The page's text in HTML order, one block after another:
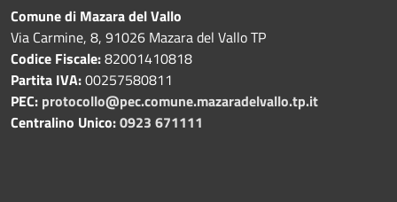
Comune di Mazara del Vallo
Via Carmine, 8, 91026 Mazara del Vallo TP
Codice Fiscale:82001410818
Partita IVA:00257580811
PEC: protocollo@pec.comune.mazaradelvallo.tp.it
Centralino Unico:0923 671111